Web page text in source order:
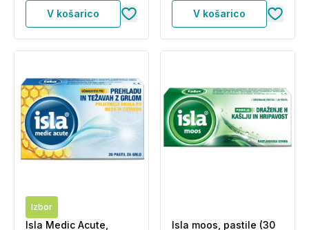
V košarico V košarico
Izbor
Isla Medic Acute, Isla moos, pastile (30